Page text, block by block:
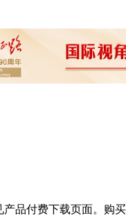
品付费下载页面。购